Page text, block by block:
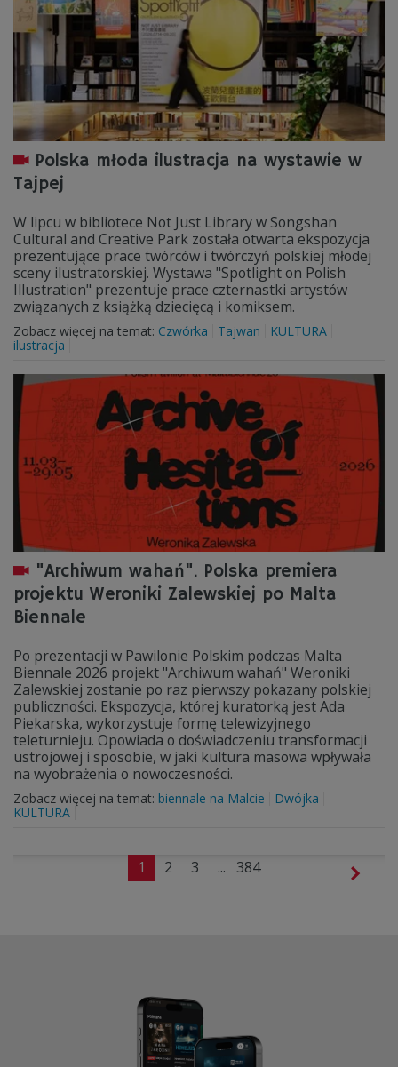
Polska młoda ilustracja na wystawie w
Tajpej
W lipcu w bibliotece Not Just Library w Songshan
Cultural and Creative Park została otwarta ekspozycja
prezentujące prace twórców i twórczyń polskiej młodej
sceny ilustratorskiej. Wystawa "Spotlight on Polish
Illustration" prezentuje prace czternastki artystów
związanych z książką dziecięcą i komiksem.
Zobacz więcej na temat: Czwórka Tajwan
KULTURA
ilustracja
"Archiwum wahań". Polska premiera
projektu Weroniki Zalewskiej po Malta
Biennale
Po prezentacji w Pawilonie Polskim podczas Malta
Biennale 2026 projekt "Archiwum wahań" Weroniki
Zalewskiej zostanie po raz pierwszy pokazany polskiej
publiczności. Ekspozycja, której kuratorką jest Ada
Piekarska, wykorzystuje formę telewizyjnego
teleturnieju. Opowiada o doświadczeniu transformacji
ustrojowej i sposobie, w jaki kultura masowa wpływała
na wyobrażenia o nowoczesności.
Zobacz więcej na temat: biennale na Malcie
Dwójka
KULTURA
1 2 3 ... 384